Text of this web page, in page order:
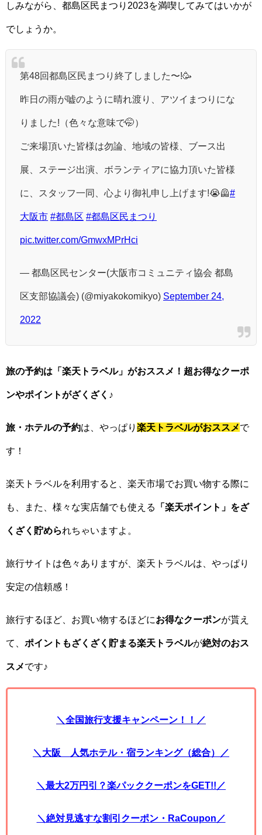
しみながら、都島区民まつり2023を満喫してみてはいかが
でしょうか。
第48回都島区民まつり終了しました〜!🥳
昨日の雨が嘘のように晴れ渡り、アツイまつりにな
りました!（色々な意味で🤭）
ご来場頂いた皆様は勿論、地域の皆様、ブース出
展、ステージ出演、ボランティアに協力頂いた皆様
に、スタッフ一同、心より御礼申し上げます!😭🦺#
大阪市 #都島区 #都島区民まつり
pic.twitter.com/GmwxMPrHci
— 都島区民センター(大阪市コミュニティ協会 都島
区支部協議会) (@miyakokomikyo) September 24,
2022
旅の予約は「楽天トラベル」がおススメ！超お得なクーポ
ンやポイントがざくざく♪
旅・ホテルの予約は、やっぱり 楽天トラベルがおススメで
す！
楽天トラベルを利用すると、楽天市場でお買い物する際に
も、また、様々な実店舗でも使える 「楽天ポイント」をざ
くざく貯められちゃいますよ。
旅行サイトは色々ありますが、楽天トラベルは、やっぱり
安定の信頼感！
旅行するほど、お買い物するほどにお得なクーポンが貰え
て、 ポイントもざくざく貯まる楽天トラベルが絶対のおス
スメです♪
＼全国旅行支援キャンペーン！！／
＼大阪 人気ホテル・宿ランキング（総合）／
＼最大2万円引？楽パッククーポンをGET!!／
＼絶対見逃すな割引クーポン・RaCoupon／